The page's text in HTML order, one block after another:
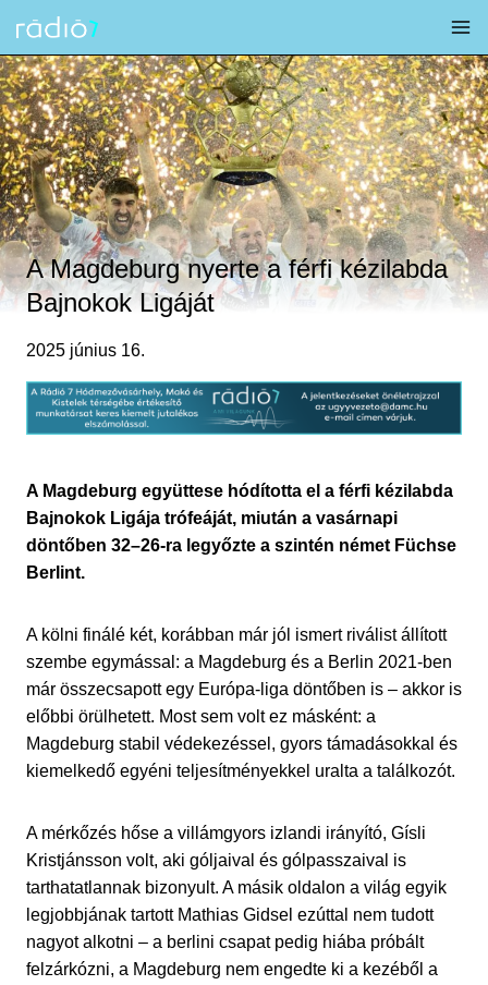
content
A Magdeburg nyerte a férfi kézilabda
Bajnokok Ligáját
2025 június 16.
A Magdeburg együttese hódította el a férfi kézilabda
Bajnokok Ligája trófeáját, miután a vasárnapi
döntőben 32–26-ra legyőzte a szintén német Füchse
Berlint.
A kölni finálé két, korábban már jól ismert riválist állított
szembe egymással: a Magdeburg és a Berlin 2021-ben
már összecsapott egy Európa-liga döntőben is – akkor is
előbbi örülhetett. Most sem volt ez másként: a
Magdeburg stabil védekezéssel, gyors támadásokkal és
kiemelkedő egyéni teljesítményekkel uralta a találkozót.
A mérkőzés hőse a villámgyors izlandi irányító, Gísli
Kristjánsson volt, aki góljaival és gólpasszaival is
tarthatatlannak bizonyult. A másik oldalon a világ egyik
legjobbjának tartott Mathias Gidsel ezúttal nem tudott
nagyot alkotni – a berlini csapat pedig hiába próbált
felzárkózni, a Magdeburg nem engedte ki a kezéből a